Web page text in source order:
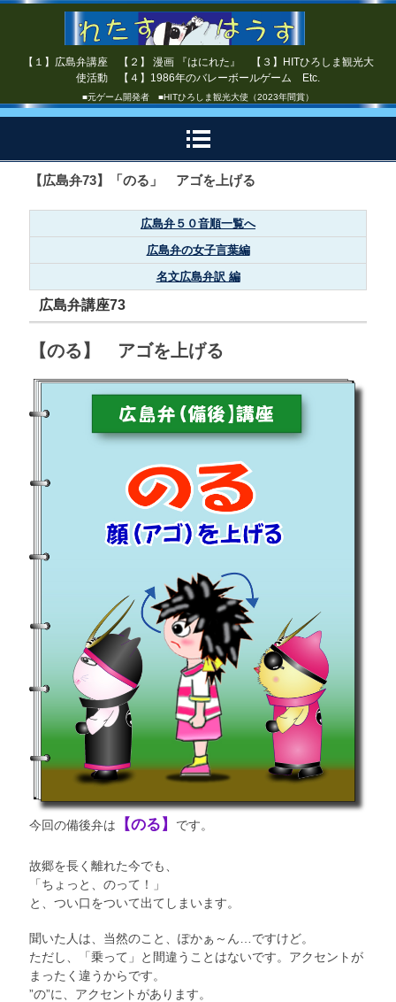
【１】広島弁講座 【２】 漫画 『はにれた』 【３】HITひろしま観光大
使活動 【４】1986年のバレーボールゲーム Etc.
■元ゲーム開発者 ■HITひろしま観光大使（2023年間賞）
【広島弁73】「のる」 アゴを上げる
広島弁５０音順一覧へ
広島弁の女子言葉編
名文広島弁訳 編
広島弁講座73
【のる】 アゴを上げる
今回の備後弁は 【のる】 です。
故郷を長く離れた今でも、
「ちょっと、のって！」
と、つい口をついて出てしまいます。
聞いた人は、当然のこと、ぽかぁ～ん…ですけど。
ただし、「乗って」と間違うことはないです。アクセントが
まったく違うからです。
”の”に、アクセントがあります。